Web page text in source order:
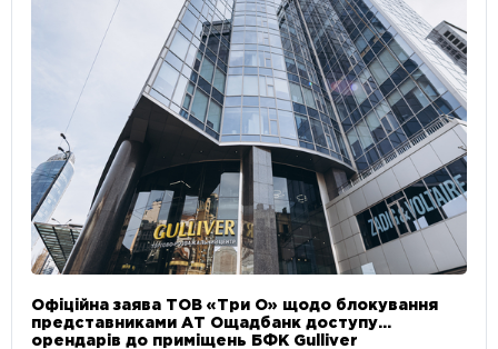
Офіційна заява ТОВ «Три О» щодо блокування
представниками АТ Ощадбанк доступу
орендарів до приміщень БФК Gulliver